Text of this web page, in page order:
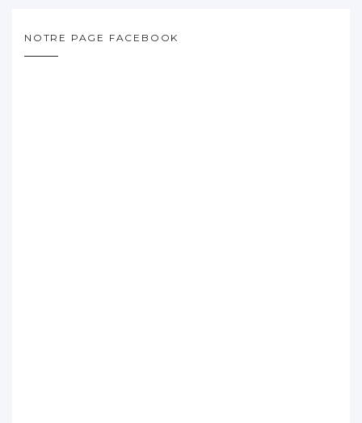
NOTRE PAGE FACEBOOK